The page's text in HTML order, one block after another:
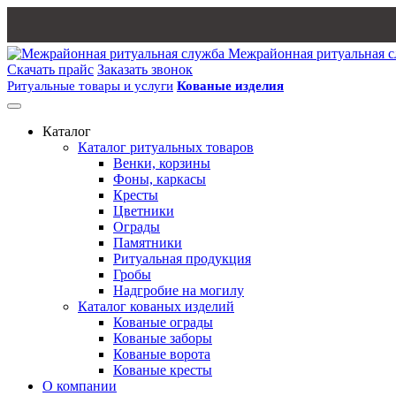
Межрайонная ритуальная
Скачать прайс Заказать звонок
Ритуальные товары и услуги Кованые изделия
Каталог
Каталог ритуальных товаров
Венки, корзины
Фоны, каркасы
Кресты
Цветники
Ограды
Памятники
Ритуальная продукция
Гробы
Надгробие на могилу
Каталог кованых изделий
Кованые ограды
Кованые заборы
Кованые ворота
Кованые кресты
О компании